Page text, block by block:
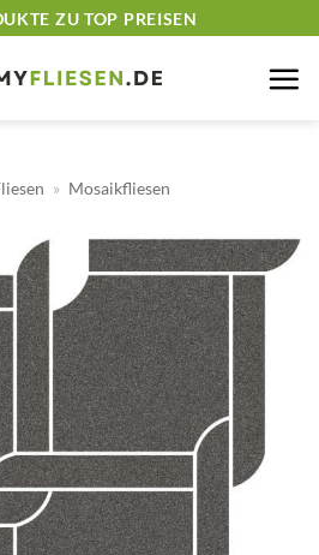
ZU TOP PREISEN
» Mosaikfliesen